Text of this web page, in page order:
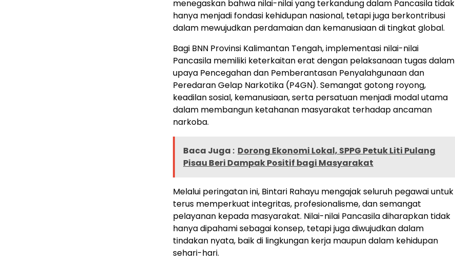
menegaskan bahwa nilai-nilai yang terkandung dalam Pancasila tidak
hanya menjadi fondasi kehidupan nasional, tetapi juga berkontribusi
dalam mewujudkan perdamaian dan kemanusiaan di tingkat global.
Bagi BNN Provinsi Kalimantan Tengah, implementasi nilai-nilai
Pancasila memiliki keterkaitan erat dengan pelaksanaan tugas dalam
upaya Pencegahan dan Pemberantasan Penyalahgunaan dan
Peredaran Gelap Narkotika (P4GN). Semangat gotong royong,
keadilan sosial, kemanusiaan, serta persatuan menjadi modal utama
dalam membangun ketahanan masyarakat terhadap ancaman
narkoba.
Baca Juga : Dorong Ekonomi Lokal, SPPG Petuk Liti Pulang
Pisau Beri Dampak Positif bagi Masyarakat
Melalui peringatan ini, Bintari Rahayu mengajak seluruh pegawai untuk
terus memperkuat integritas, profesionalisme, dan semangat
pelayanan kepada masyarakat. Nilai-nilai Pancasila diharapkan tidak
hanya dipahami sebagai konsep, tetapi juga diwujudkan dalam
tindakan nyata, baik di lingkungan kerja maupun dalam kehidupan
sehari-hari.